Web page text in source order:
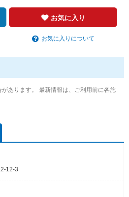
お気に入り
お気に入りについて
あります。 最新情報は、ご利用前に各施
12-3